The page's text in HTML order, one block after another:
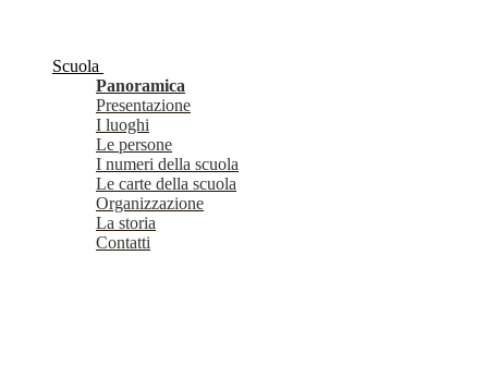
Scuola
Panoramica
Presentazione
I luoghi
Le persone
I numeri della scuola
Le carte della scuola
Organizzazione
La storia
Contatti